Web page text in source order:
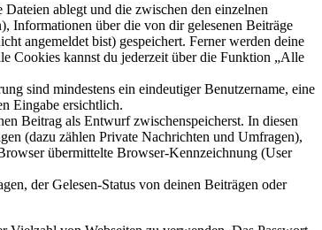
ablegt und die zwischen den einzelnen
Informationen über die von dir gelesenen Beiträge
angemeldet bist) gespeichert. Ferner werden deine
Cookies kannst du jederzeit über die Funktion „Alle
sind mindestens ein eindeutiger Benutzername, eine
Eingabe ersichtlich.
Beitrag als Entwurf zwischenspeicherst. In diesen
(dazu zählen Private Nachrichten und Umfragen),
übermittelte Browser-Kennzeichnung (User
der Gelesen-Status von deinen Beiträgen oder